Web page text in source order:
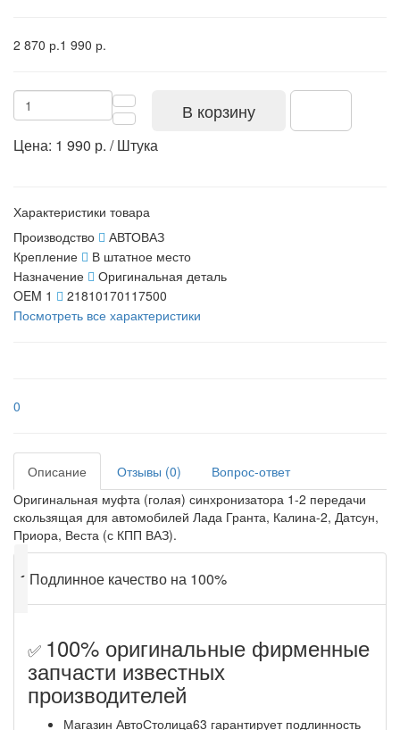
2 870 р.1 990 р.
В корзину
Цена: 1 990 р. / Штука
Характеристики товара
Производство
АВТОВАЗ
Крепление
В штатное место
Назначение
Оригинальная деталь
OEM 1
21810170117500
Посмотреть все характеристики
0
Описание Отзывы (0)
Вопрос-ответ
Оригинальная муфта (голая) синхронизатора 1-2 передачи
скользящая для автомобилей Лада Гранта, Калина-2, Датсун,
Приора, Веста (с КПП ВАЗ).
✔ Подлинное качество на 100%
✅ 100% оригинальные фирменные
запчасти известных
производителей
Магазин АвтоСтолица63 гарантирует подлинность